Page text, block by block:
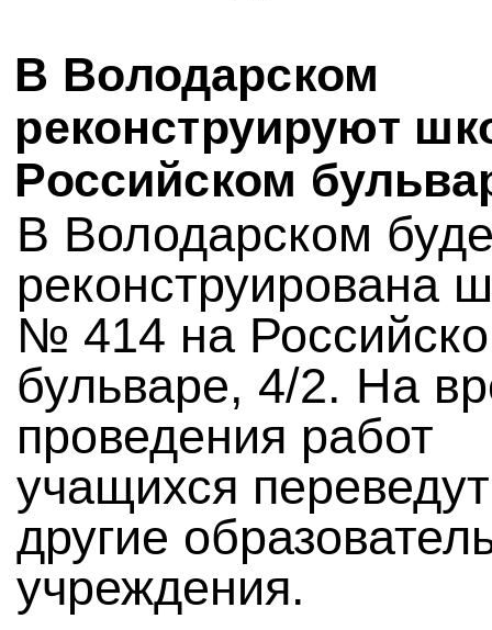
В Володарском
реконструируют
Российском
В Володарском
реконструирована
№ 414 на
бульваре, 4/2. На
проведения работ
учащихся
другие
учреждения.